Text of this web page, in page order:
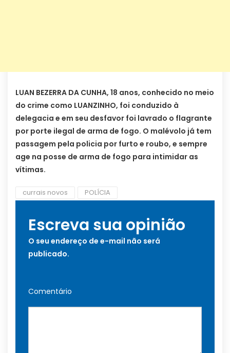
LUAN BEZERRA DA CUNHA, 18 anos, conhecido no meio
do crime como LUANZINHO, foi conduzido à
delegacia e em seu desfavor foi lavrado o flagrante
por porte ilegal de arma de fogo. O malévolo já tem
passagem pela policia por furto e roubo, e sempre
age na posse de arma de fogo para intimidar as
vítimas.
currais novos POLÍCIA
Escreva sua opinião
O seu endereço de e-mail não será
publicado.
Comentário